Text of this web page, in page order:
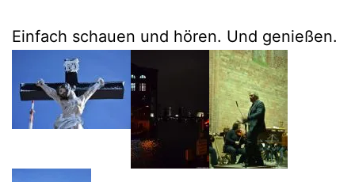
Einfach schauen und hören. Und genießen.